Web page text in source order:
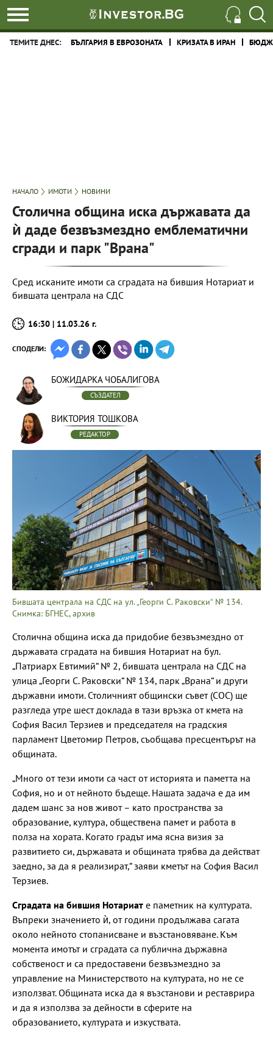
ТЕМИТЕ ДНЕС: БЪЛГАРИЯ В ЕВРОЗОНАТА КРИЗАТА В ИРАН
НАЧАЛО ИМОТИ НОВИНИ
Столична община иска държавата да
ѝ даде безвъзмездно емблематични
сгради и парк "Врана"
Сред исканите имоти са сградата на бившия Нотариат и
бившата централа на СДС
16:30 | 11.03.26 г.
СПОДЕЛИ:
БОЖИДАРКА ЧОБАЛИГОВА
СЪЗДАТЕЛ
ВИКТОРИЯ ТОШКОВА
РЕДАКТОР
Бившата централа на СДС на ул. „Георги С. Раковски“ № 134.
Снимка: БГНЕС, архив
Столична община иска да придобие безвъзмездно от
държавата сградата на бившия Нотариат на бул.
„Патриарх Евтимий“ № 2, бившата централа на СДС на
улица „Георги С. Раковски“ № 134, парк „Врана“ и други
държавни имоти. Столичният общински съвет (СОС) ще
разгледа утре шест доклада в тази връзка от кмета на
София Васил Терзиев и председателя на градския
парламент Цветомир Петров, съобщава пресцентърът на
общината.
„Много от тези имоти са част от историята и паметта на
София, но и от нейното бъдеще. Нашата задача е да им
дадем шанс за нов живот – като пространства за
образование, култура, обществена памет и работа в
полза на хората. Когато градът има ясна визия за
развитието си, държавата и общината трябва да действат
заедно, за да я реализират,“ заяви кметът на София Васил
Терзиев.
Сградата на бившия Нотариат е паметник на културата.
Въпреки значението ѝ, от години продължава сагата
около нейното стопанисване и възстановяване. Към
момента имотът и сградата са публична държавна
собственост и са предоставени безвъзмездно за
управление на Министерството на културата, но не се
използват. Общината иска да я възстанови и реставрира
и да я използва за дейности в сферите на
образованието, културата и изкуствата.